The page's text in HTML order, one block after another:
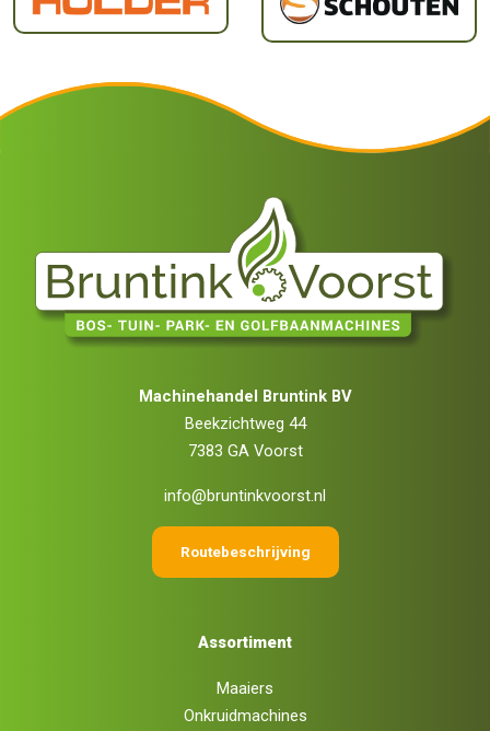
Machinehandel Bruntink BV
Beekzichtweg 44
7383 GA Voorst
info@bruntinkvoorst.nl
Routebeschrijving
Assortiment
Maaiers
Onkruidmachines